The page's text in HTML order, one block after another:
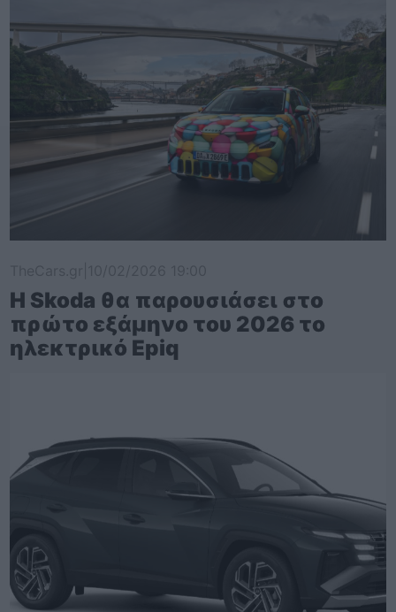
Η Skoda θα παρουσιάσει στο
πρώτο εξάμηνο του 2026 το
ηλεκτρικό Epiq